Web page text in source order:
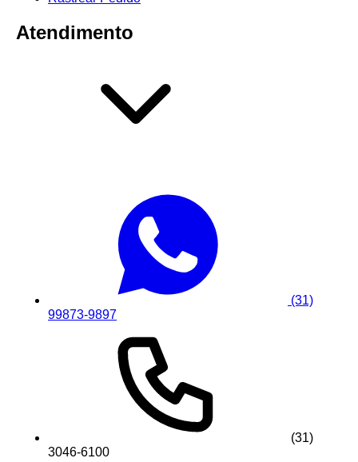
Atendimento
(31)
99873-9897
(31)
3046-6100